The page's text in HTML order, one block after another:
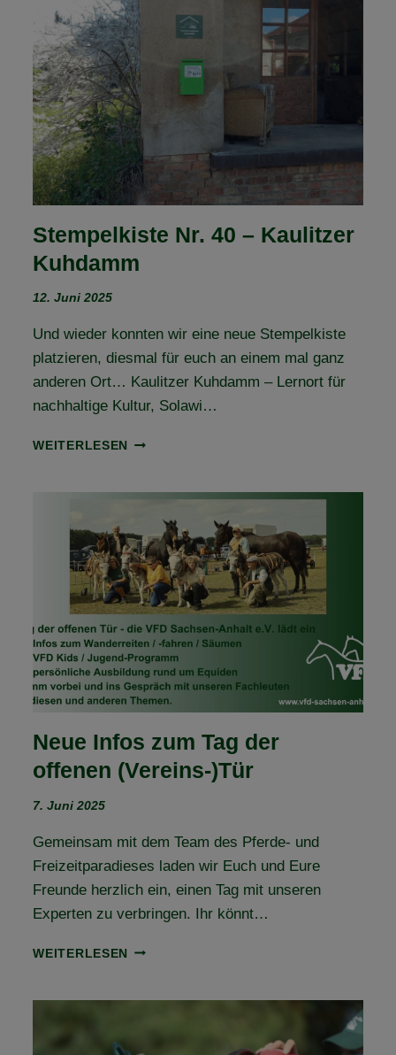
–
NEUE
VFD
ANERKANNTE
WANDERREITSTATION
Stempelkiste Nr. 40 – Kaulitzer
Kuhdamm
12. Juni 2025
Und wieder konnten wir eine neue Stempelkiste
platzieren, diesmal für euch an einem mal ganz
anderen Ort… Kaulitzer Kuhdamm – Lernort für
nachhaltige Kultur, Solawi…
WEITERLESEN
STEMPELKISTE
KUHDAMM
Neue Infos zum Tag der
offenen (Vereins-)Tür
7. Juni 2025
Gemeinsam mit dem Team des Pferde- und
Freizeitparadieses laden wir Euch und Eure
Freunde herzlich ein, einen Tag mit unseren
Experten zu verbringen. Ihr könnt…
WEITERLESEN NEUE
TAG